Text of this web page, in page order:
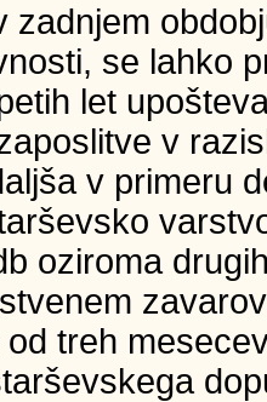
zadnjem
se lahko
let
v
v primeru
oziroma
treh